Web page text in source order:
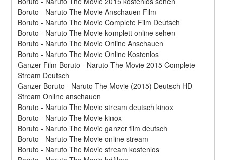
Boruto - Naruto The Movie Anschauen Film
Boruto - Naruto The Movie Complete Film Deutsch
Boruto - Naruto The Movie komplett online sehen
Boruto - Naruto The Movie Online Anschauen
Boruto - Naruto The Movie Online Kostenlos
Ganzer Film Boruto - Naruto The Movie 2015 Complete
Stream Deutsch
Ganzer Boruto - Naruto The Movie (2015) Deutsch HD
Stream Online anschauen
Boruto - Naruto The Movie stream deutsch kinox
Boruto - Naruto The Movie kinox
Boruto - Naruto The Movie ganzer film deutsch
Boruto - Naruto The Movie online stream
Boruto - Naruto The Movie stream kostenlos